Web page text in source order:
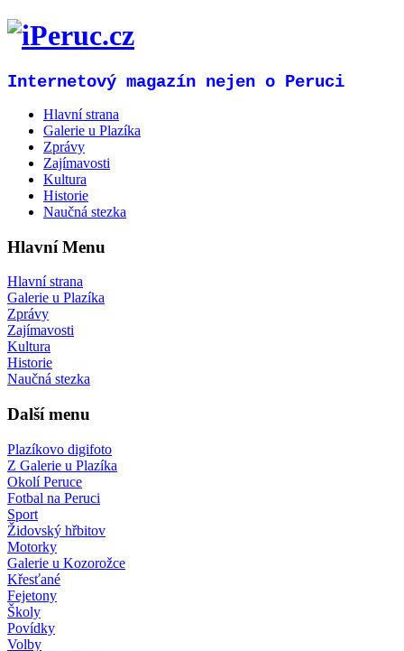
Internetový magazín nejen o Peruci
Hlavní strana
Galerie u Plazíka
Zprávy
Zajímavosti
Kultura
Historie
Naučná stezka
Hlavní Menu
Hlavní strana
Galerie u Plazíka
Zprávy
Zajímavosti
Kultura
Historie
Naučná stezka
Další menu
Plazíkovo digifoto
Z Galerie u Plazíka
Okolí Peruce
Fotbal na Peruci
Sport
Židovský hřbitov
Motorky
Galerie u Kozorožce
Křesťané
Fejetony
Školy
Povídky
Volby